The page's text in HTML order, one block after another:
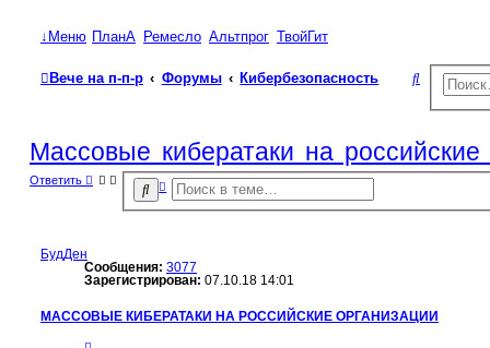
↓Меню ПланА Ремесло Альтпрог ТвойГит
Вече на п-п-р Форумы Кибербезопасность
П
с
Массовые кибератаки на российские
Ответить
П
о
Р
а
с
е
н
н
й
п
БудДен
Сообщения: 3077
Зарегистрирован: 07.10.18 14:01
МАССОВЫЕ КИБЕРАТАКИ НА РОССИЙСКИЕ ОРГАНИЗАЦИИ